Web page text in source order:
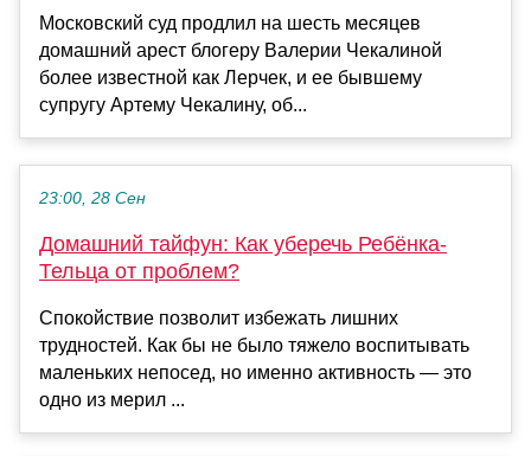
Московский суд продлил на шесть месяцев
домашний арест блогеру Валерии Чекалиной
более известной как Лерчек, и ее бывшему
супругу Артему Чекалину, об...
23:00, 28 Сен
Домашний тайфун: Как уберечь Ребёнка-
Тельца от проблем?
Спокойствие позволит избежать лишних
трудностей. Как бы не было тяжело воспитывать
маленьких непосед, но именно активность — это
одно из мерил ...